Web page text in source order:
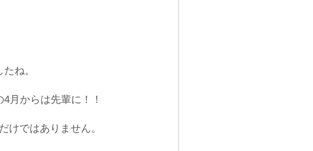
ね。
月からは先輩に！！
けではありません。